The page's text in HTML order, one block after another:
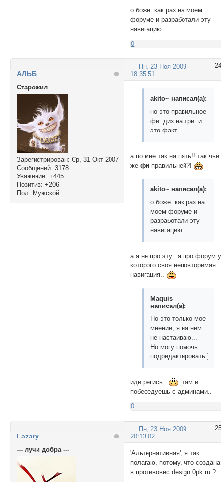
о боже. как раз на моем
форуме и разработали эту
навигацию.
0
24
Пн, 23 Ноя 2009
18:35:51
АЛЬБ
Cтарожил
Зарегистрирован: Ср, 31 Окт 2007
Сообщений: 3178
Уважение: +445
Позитив: +206
Пол: Мужской
akito~ написал(а):
но это правильное
фи. диз на три. и
это факт.
а по мне так на пять!! так чьё
жефи правильней?!
akito~ написал(а):
о боже. как раз на
моем форуме и
разработали эту
навигацию.
а я не про эту.. я про форум у
которого своя неповторимая
навигация..
Maquis
написал(а):
Но это только мое
мнение, я на нем
не настаиваю...
Но могу помочь
иди регись..
там и
побеседуешь с админами..
0
25
Пн, 23 Ноя 2009
20:13:02
Lazary
--- лучи добра ---
'Альтернативная', я так
полагаю, потому, что создана
в противовес design.0pk.ru ?